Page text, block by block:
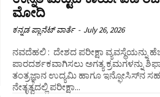
ಮೋದಿ
ಕನ್ನಡ ಪ್ಲಾನೆಟ್ ವಾರ್ತೆ - July 26, 2026
ನವದೆಹಲಿ : ದೇಶದ ಪರೀಕ್ಷಾ ವ್ಯವಸ್ಥೆಯನ್ನು
ಪಾರದರ್ಶಕವಾಗಿಸಲು ಅಗತ್ಯ ಕ್ರಮಗಳನ್ನು
ತಂತ್ರಜ್ಞಾನ ಉದ್ಯಮಿ ಹಾಗೂ ಇನ್ಫೋಸಿಸ್‌ನ
ನೇತೃತ್ವದಲ್ಲಿ ಪರೀಕ್ಷಾ...